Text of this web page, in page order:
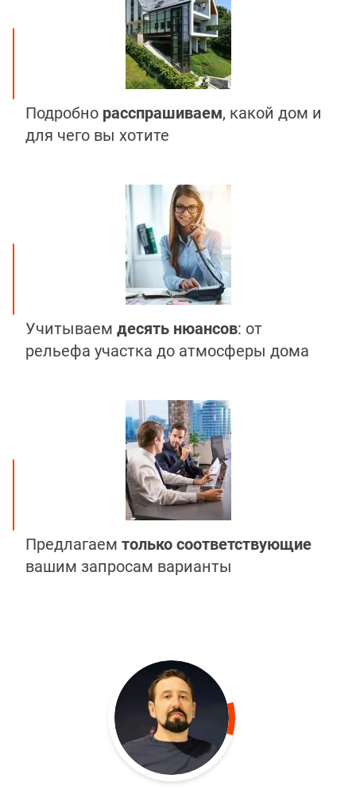
Подробно расспрашиваем, какой дом и
для чего вы хотите
Учитываем десять нюансов: от
рельефа участка до атмосферы дома
Предлагаем только соответствующие
вашим запросам варианты